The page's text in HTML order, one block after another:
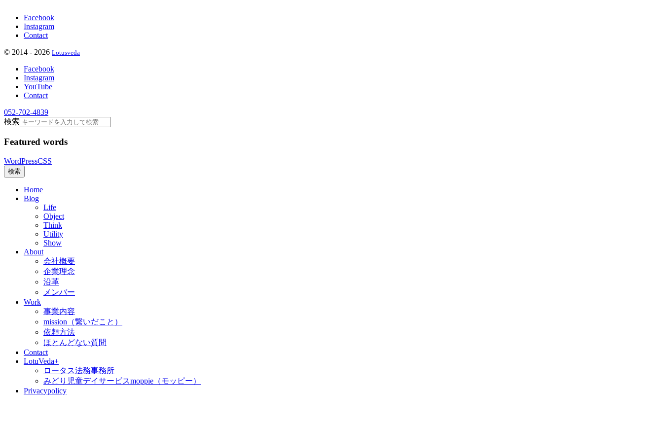
Facebook
Instagram
Contact
© 2014 - 2026 Lotusveda
Facebook
Instagram
YouTube
Contact
052-702-4839
検索
Featured words
WordPressCSS
検索
Home
Blog
Life
Object
Think
Utility
Show
About
会社概要
企業理念
沿革
メンバー
Work
事業内容
mission（繋いだこと）
依頼方法
ほとんどない質問
Contact
LotuVeda+
ロータス法務事務所
みどり児童デイサービスmoppie（モッピー）
Privacypolicy